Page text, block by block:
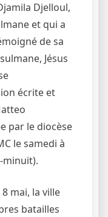
Djelloul,
et qui a
de sa
Jésus
écrite et
par le diocèse
le samedi à
minuit).
mai, la ville
batailles